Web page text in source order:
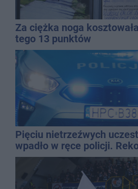
Za ciężka noga
tego 13 punktów
Pięciu nietrzeźwych
wpadło w ręce policji.
promila